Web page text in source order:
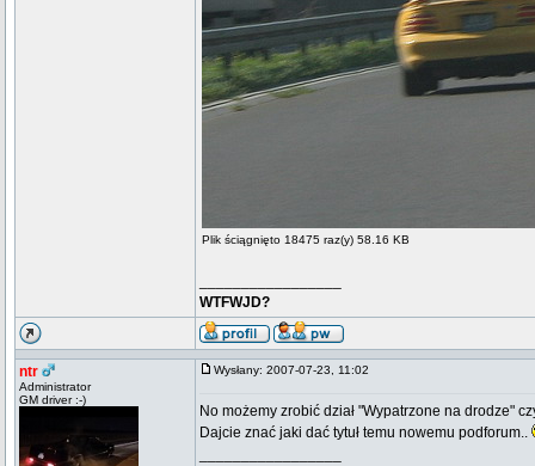
Plik ściągnięto 18475 raz(y) 58.16 KB
WTFWJD?
ntr
Administrator
GM driver :-)
Wysłany: 2007-07-23, 11:02
No możemy zrobić dział "Wypatrzone na drodze"
Dajcie znać jaki dać tytuł temu nowemu podforum..